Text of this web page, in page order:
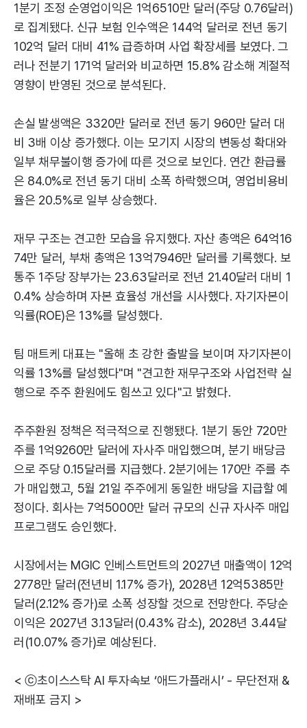
1분기 조정 순영업이익은 1억6510만 달러(주당 0.76달러)
로 집계됐다. 신규 보험 인수액은 144억 달러로 전년 동기
102억 달러 대비 41% 급증하며 사업 확장세를 보였다. 그
러나 전분기 171억 달러와 비교하면 15.8% 감소해 계절적
영향이 반영된 것으로 분석된다.
손실 발생액은 3320만 달러로 전년 동기 960만 달러 대
비 3배 이상 증가했다. 이는 모기지 시장의 변동성 확대와
일부 채무불이행 증가에 따른 것으로 보인다. 연간 환급률
은 84.0%로 전년 동기 대비 소폭 하락했으며, 영업비용비
율은 20.5%로 일부 상승했다.
재무 구조는 견고한 모습을 유지했다. 자산 총액은 64억16
74만 달러, 부채 총액은 13억7946만 달러를 기록했다. 보
통주 1주당 장부가는 23.63달러로 전년 21.40달러 대비 1
0.4% 상승하며 자본 효율성 개선을 시사했다. 자기자본이
익률(ROE)은 13%를 달성했다.
팀 매트케 대표는 "올해 초 강한 출발을 보이며 자기자본이
익률 13%를 달성했다"며 "견고한 재무구조와 사업전략 실
행으로 주주 환원에도 힘쓰고 있다"고 밝혔다.
주주환원 정책은 적극적으로 진행됐다. 1분기 동안 720만
주를 1억9260만 달러에 자사주 매입했으며, 분기 배당금
으로 주당 0.15달러를 지급했다. 2분기에는 170만 주를 추
가 매입했고, 5월 21일 주주에게 동일한 배당을 지급할 예
정이다. 회사는 7억5000만 달러 규모의 신규 자사주 매입
프로그램도 승인했다.
시장에서는 MGIC 인베스트먼트의 2027년 매출액이 12억
2778만 달러(전년비 1.17% 증가), 2028년 12억5385만
달러(2.12% 증가)로 소폭 성장할 것으로 전망한다. 주당순
이익은 2027년 3.13달러(0.43% 감소), 2028년 3.44달
러(10.07% 증가)로 예상된다.
< ⓒ초이스스탁 AI 투자속보 ‘애드가플래시’ - 무단전재 &
재배포 금지 >